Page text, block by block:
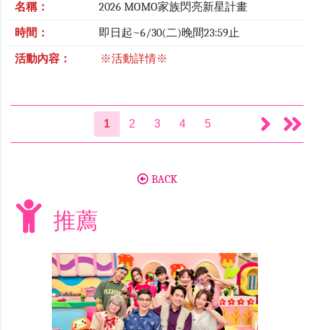
名稱： 2026 MOMO家族閃亮新星計畫
時間： 即日起~6/30(二)晚間23:59止
活動內容： ※活動詳情※
1 2 3 4 5
BACK
推薦